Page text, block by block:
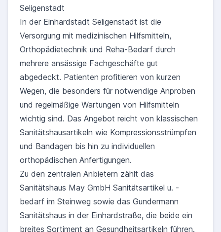
Seligenstadt
In der Einhardstadt Seligenstadt ist die
Versorgung mit medizinischen Hilfsmitteln,
Orthopädietechnik und Reha-Bedarf durch
mehrere ansässige Fachgeschäfte gut
abgedeckt. Patienten profitieren von kurzen
Wegen, die besonders für notwendige Anproben
und regelmäßige Wartungen von Hilfsmitteln
wichtig sind. Das Angebot reicht von klassischen
Sanitätshausartikeln wie Kompressionsstrümpfen
und Bandagen bis hin zu individuellen
orthopädischen Anfertigungen.
Zu den zentralen Anbietern zählt das
Sanitätshaus May GmbH Sanitätsartikel u. -
bedarf im Steinweg sowie das Gundermann
Sanitätshaus in der Einhardstraße, die beide ein
breites Sortiment an Gesundheitsartikeln führen.